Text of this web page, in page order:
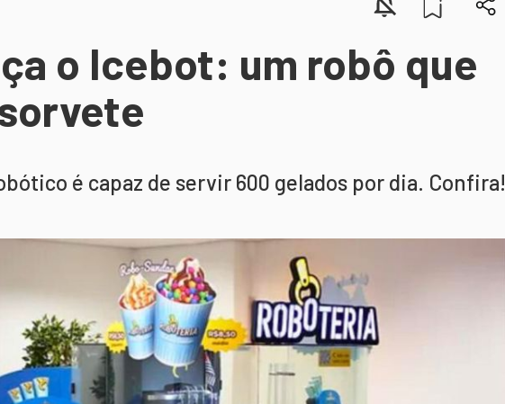
o Icebot: um robô que
é capaz de servir 600 gelados por dia. Confira!